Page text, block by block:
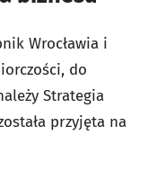
Wrocławia i
do
Strategia
przyjęta na